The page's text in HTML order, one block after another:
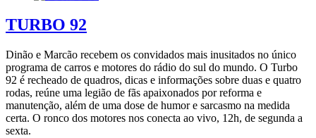
TURBO 92
Dinão e Marcão recebem os convidados mais inusitados no único
programa de carros e motores do rádio do sul do mundo. O Turbo
92 é recheado de quadros, dicas e informações sobre duas e quatro
rodas, reúne uma legião de fãs apaixonados por reforma e
manutenção, além de uma dose de humor e sarcasmo na medida
certa. O ronco dos motores nos conecta ao vivo, 12h, de segunda a
sexta.